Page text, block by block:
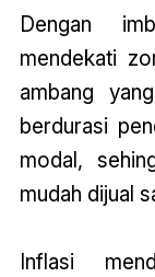
Dengan
mendekati
ambang
berdurasi
modal,
mudah dijual
Inflasi